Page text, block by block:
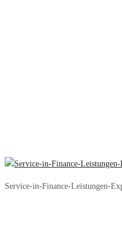
Service-in-Finance-Leistungen-